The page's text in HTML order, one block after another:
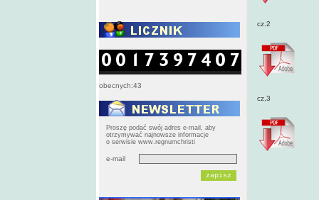
obecnych:43
Proszę podać swój adres e-mail, aby
otrzymywać najnowsze informacje
o serwisie www.regnumchristi
e-mail
cz.2
cz,3